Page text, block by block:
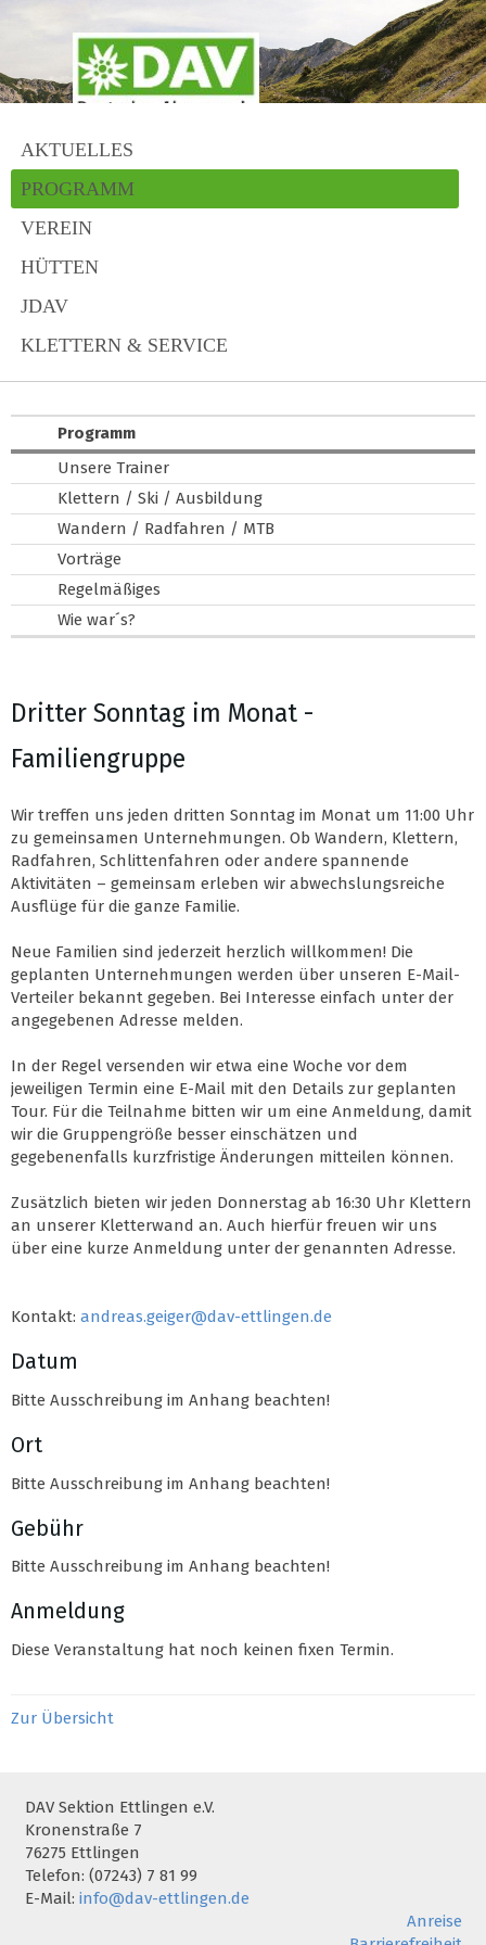
AKTUELLES
PROGRAMM
VEREIN
HÜTTEN
JDAV
KLETTERN & SERVICE
Programm
Unsere Trainer
Klettern / Ski / Ausbildung
Wandern / Radfahren / MTB
Vorträge
Regelmäßiges
Wie war´s?
Dritter Sonntag im Monat -
Familiengruppe
Wir treffen uns jeden dritten Sonntag im Monat um 11:00 Uhr
zu gemeinsamen Unternehmungen. Ob Wandern, Klettern,
Radfahren, Schlittenfahren oder andere spannende
Aktivitäten – gemeinsam erleben wir abwechslungsreiche
Ausflüge für die ganze Familie.
Neue Familien sind jederzeit herzlich willkommen! Die
geplanten Unternehmungen werden über unseren E-Mail-
Verteiler bekannt gegeben. Bei Interesse einfach unter der
angegebenen Adresse melden.
In der Regel versenden wir etwa eine Woche vor dem
jeweiligen Termin eine E-Mail mit den Details zur geplanten
Tour. Für die Teilnahme bitten wir um eine Anmeldung, damit
wir die Gruppengröße besser einschätzen und
gegebenenfalls kurzfristige Änderungen mitteilen können.
Zusätzlich bieten wir jeden Donnerstag ab 16:30 Uhr Klettern
an unserer Kletterwand an. Auch hierfür freuen wir uns
über eine kurze Anmeldung unter der genannten Adresse.
Kontakt: andreas.geiger@dav-ettlingen.de
Datum
Bitte Ausschreibung im Anhang beachten!
Ort
Bitte Ausschreibung im Anhang beachten!
Gebühr
Bitte Ausschreibung im Anhang beachten!
Anmeldung
Diese Veranstaltung hat noch keinen fixen Termin.
Zur Übersicht
DAV Sektion Ettlingen e.V.
Kronenstraße 7
76275 Ettlingen
Telefon: (07243) 7 81 99
E-Mail: info@dav-ettlingen.de
Anreise